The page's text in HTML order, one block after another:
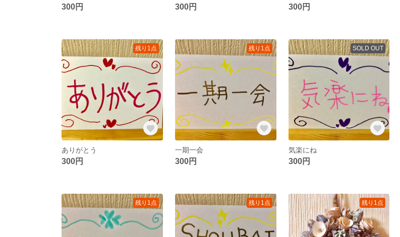
300円 300円 300円
残り1点
ありがとう
300円
残り1点
一期一会
300円
SOLD OUT
気楽にね
300円
残り1点 残り1点 残り1点